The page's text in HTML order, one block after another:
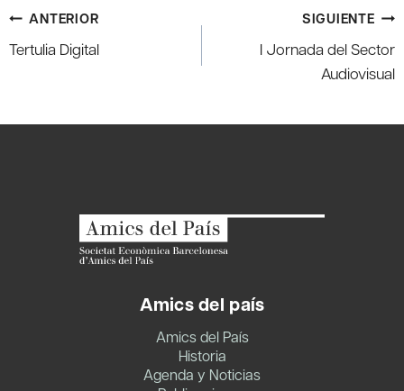
Navegación
de
ANTERIOR
Tertulia Digital
SIGUIENTE
I Jornada del Sector
Audiovisual
Amics del país
Amics del País
Historia
Agenda y Noticias